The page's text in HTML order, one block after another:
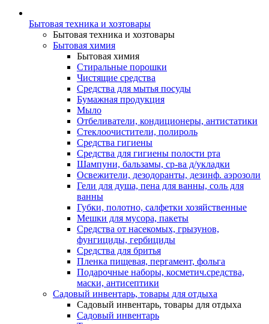
Бытовая техника и хозтовары
Бытовая техника и хозтовары
Бытовая химия
Бытовая химия
Стиральные порошки
Чистящие средства
Средства для мытья посуды
Бумажная продукция
Мыло
Отбеливатели, кондиционеры, антистатики
Стеклоочистители, полироль
Средства гигиены
Средства для гигиены полости рта
Шампуни, бальзамы, ср-ва д/укладки
Освежители, дезодоранты, дезинф. аэрозоли
Гели для душа, пена для ванны, соль для
ванны
Губки, полотно, салфетки хозяйственные
Мешки для мусора, пакеты
Средства от насекомых, грызунов,
фунгициды, гербициды
Средства для бритья
Пленка пищевая, пергамент, фольга
Подарочные наборы, косметич.средства,
маски, антисептики
Садовый инвентарь, товары для отдыха
Садовый инвентарь, товары для отдыха
Садовый инвентарь